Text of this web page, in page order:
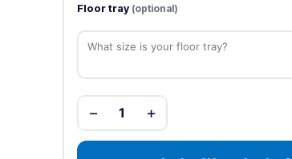
Floor tray (optional)
− 1 +